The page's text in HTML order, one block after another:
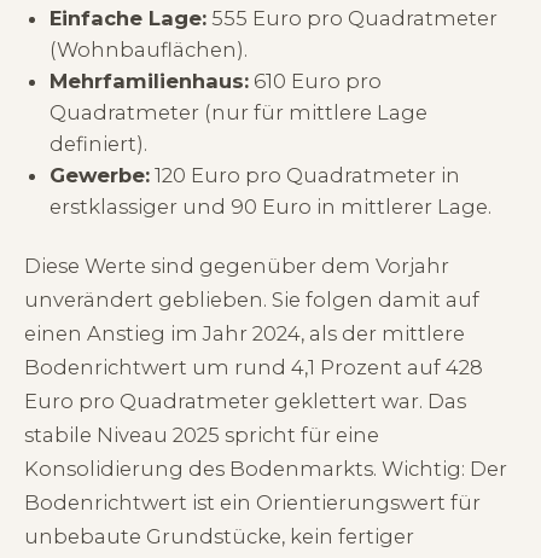
Einfache Lage:555 Euro pro Quadratmeter
(Wohnbauflächen).
Mehrfamilienhaus:610 Euro pro
Quadratmeter (nur für mittlere Lage
definiert).
Gewerbe:120 Euro pro Quadratmeter in
erstklassiger und 90 Euro in mittlerer Lage.
Diese Werte sind gegenüber dem Vorjahr
unverändert geblieben. Sie folgen damit auf
einen Anstieg im Jahr 2024, als der mittlere
Bodenrichtwert um rund 4,1 Prozent auf 428
Euro pro Quadratmeter geklettert war. Das
stabile Niveau 2025 spricht für eine
Konsolidierung des Bodenmarkts. Wichtig: Der
Bodenrichtwert ist ein Orientierungswert für
unbebaute Grundstücke, kein fertiger